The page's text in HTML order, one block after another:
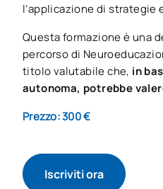
l’applicazione di
Questa formazione è una
percorso di
titolo valutabile che, in
autonoma, potrebbe
Prezzo: 300 €
Iscriviti ora